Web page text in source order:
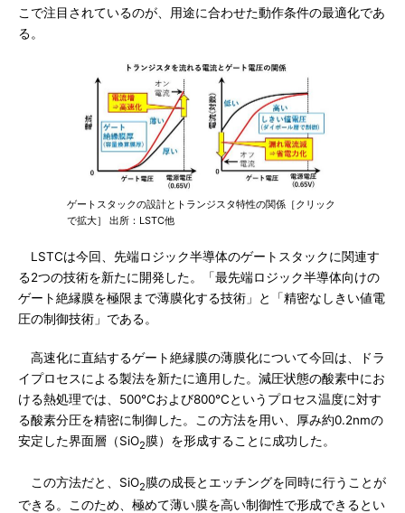
こで注目されているのが、用途に合わせた動作条件の最適化であ
る。
ゲートスタックの設計とトランジスタ特性の関係［クリック
で拡大］ 出所：LSTC他
LSTCは今回、先端ロジック半導体のゲートスタックに関連す
る2つの技術を新たに開発した。「最先端ロジック半導体向けの
ゲート絶縁膜を極限まで薄膜化する技術」と「精密なしきい値電
圧の制御技術」である。
高速化に直結するゲート絶縁膜の薄膜化について今回は、ドラ
イプロセスによる製法を新たに適用した。減圧状態の酸素中にお
ける熱処理では、500℃および800℃というプロセス温度に対す
る酸素分圧を精密に制御した。この方法を用い、厚み約0.2nmの
安定した界面層（SiO2膜）を形成することに成功した。
この方法だと、SiO2膜の成長とエッチングを同時に行うことが
できる。このため、極めて薄い膜を高い制御性で形成できるとい